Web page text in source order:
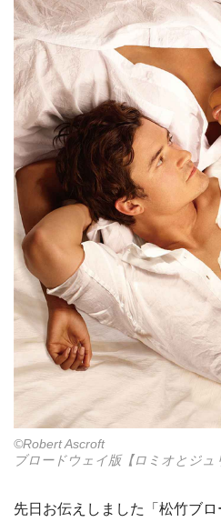
©Robert Ascroft
ブロードウェイ版【ロミオとジュ
先日お伝えしました「松竹ブ